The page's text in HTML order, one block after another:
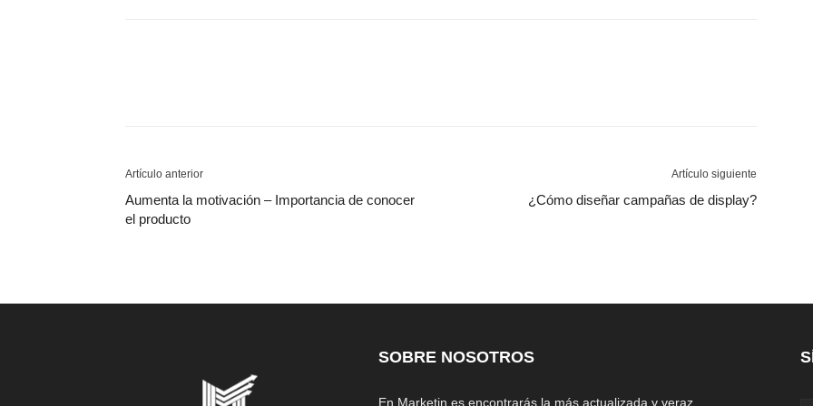
Artículo anterior
Aumenta la motivación – Importancia de conocer
el producto
Artículo siguiente
¿Cómo diseñar campañas de display?
SOBRE NOSOTROS
En Marketin.es encontrarás la más actualizada y veraz